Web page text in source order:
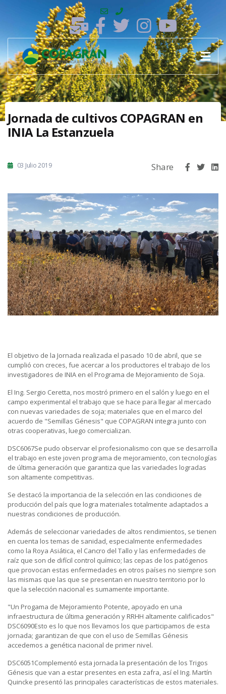
Jornada de cultivos COPAGRAN en
INIA La Estanzuela
03 Julio 2019 Share
El objetivo de la Jornada realizada el pasado 10 de abril, que se
cumplió con creces, fue acercar a los productores el trabajo de los
investigadores de INIA en el Programa de Mejoramiento de Soja.
El Ing. Sergio Ceretta, nos mostró primero en el salón y luego en el
campo experimental el trabajo que se hace para llegar al mercado
con nuevas variedades de soja; materiales que en el marco del
acuerdo de "Semillas Génesis" que COPAGRAN integra junto con
otras cooperativas, luego comercializan.
DSC6067Se pudo observar el profesionalismo con que se desarrolla
el trabajo en este joven programa de mejoramiento, con tecnologías
de última generación que garantiza que las variedades logradas
son altamente competitivas.
Se destacó la importancia de la selección en las condiciones de
producción del país que logra materiales totalmente adaptados a
nuestras condiciones de producción.
Además de seleccionar variedades de altos rendimientos, se tienen
en cuenta los temas de sanidad, especialmente enfermedades
como la Roya Asiática, el Cancro del Tallo y las enfermedades de
raíz que son de difícil control químico; las cepas de los patógenos
que provocan estas enfermedades en otros países no siempre son
las mismas que las que se presentan en nuestro territorio por lo
que la selección nacional es sumamente importante.
"Un Progama de Mejoramiento Potente, apoyado en una
infraestructura de última generación y RRHH altamente calificados"
DSC6090Esto es lo que nos llevamos los que participamos de esta
jornada; garantizan de que con el uso de Semillas Génesis
accedemos a genética nacional de primer nivel.
DSC6051Complementó esta jornada la presentación de los Trigos
Génesis que van a estar presentes en esta zafra, así el Ing. Martín
Quincke presentó las principales características de estos materiales.